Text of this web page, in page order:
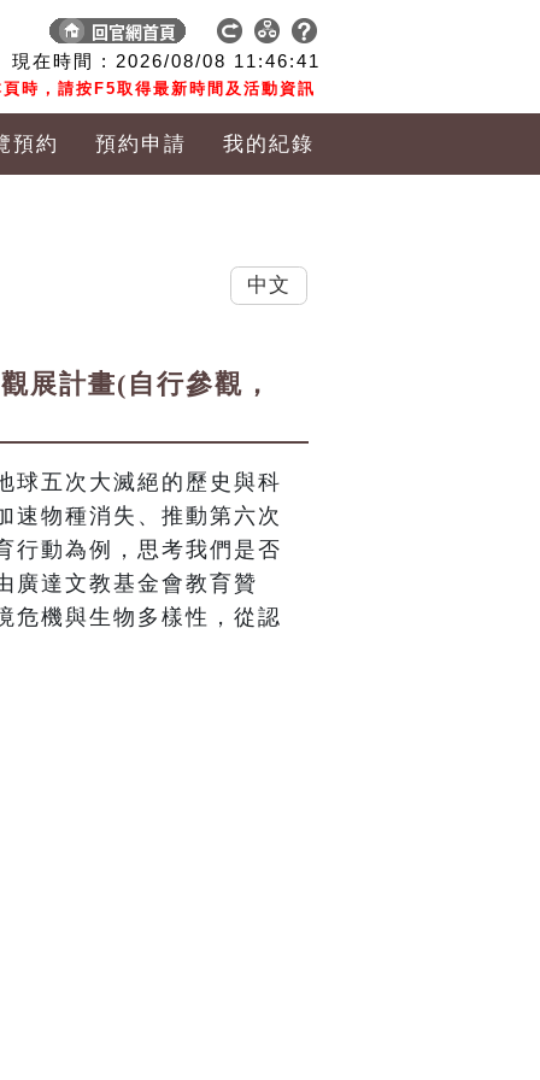
現在時間 : 2026/08/08 11:46:42
時，請按F5取得最新時間及活動資訊
預約 預約申請 我的紀錄
展計畫(自行參觀，
球五次大滅絕的歷史與科
速物種消失、推動第六次
行動為例，思考我們是否
廣達文教基金會教育贊
危機與生物多樣性，從認